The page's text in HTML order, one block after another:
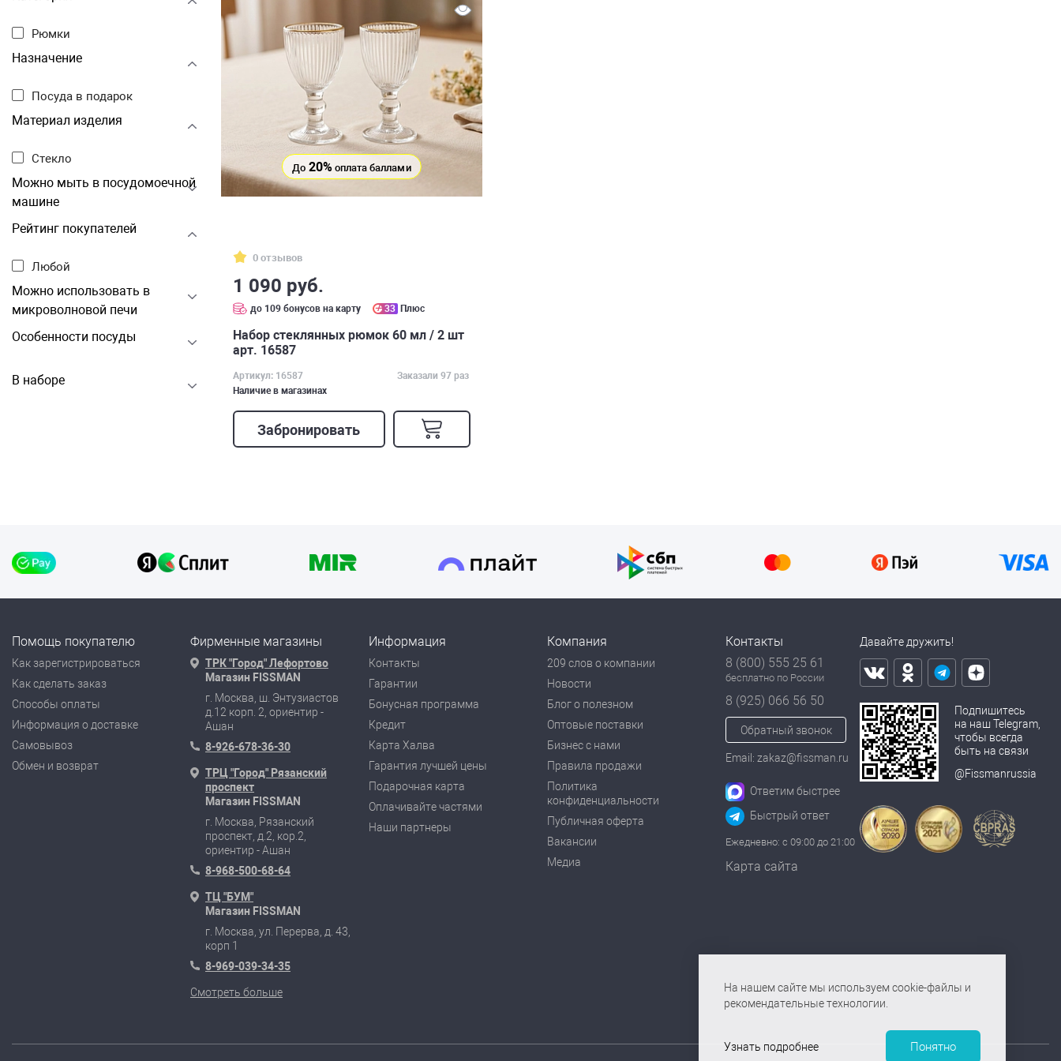
Рюмки
Назначение
Посуда в подарок
Материал изделия
Стекло
Можно мыть в посудомоечной
машине
Рейтинг покупателей
Любой
Можно использовать в
микроволновой печи
Особенности посуды
В наборе
До 20%оплата баллами
0 отзывов
1 090 руб.
до 109 бонусов на карту 33 Плюс
Набор стеклянных рюмок 60 мл / 2 шт
арт. 16587
Артикул: 16587
Заказали 97 раз
Наличие в магазинах
Забронировать
Помощь покупателю
Как зарегистрироваться
Как сделать заказ
Способы оплаты
Информация о доставке
Самовывоз
Обмен и возврат
Фирменные магазины
ТРК "Город" Лефортово
Магазин FISSMAN
г. Москва, ш. Энтузиастов
д.12 корп. 2, ориентир -
Ашан
8-926-678-36-30
ТРЦ "Город" Рязанский
проспект
Магазин FISSMAN
г. Москва, Рязанский
проспект, д.2, кор.2,
ориентир - Ашан
8-968-500-68-64
ТЦ "БУМ"
Магазин FISSMAN
г. Москва, ул. Перерва, д. 43,
корп 1
8-969-039-34-35
Смотреть больше
Информация
Контакты
Гарантии
Бонусная программа
Кредит
Карта Халва
Гарантия лучшей цены
Подарочная карта
Оплачивайте частями
Наши партнеры
Компания
209 слов о компании
Новости
Блог о полезном
Оптовые поставки
Бизнес с нами
Правила продажи
Политика
конфиденциальности
Публичная оферта
Вакансии
Медиа
Контакты
8 (800) 555 25 61
бесплатно по России
8 (925) 066 56 50
Обратный звонок
Email: zakaz@fissman.ru
Ответим быстрее
Быстрый ответ
Ежедневно: с 09:00 до 21:00
Карта сайта
Давайте дружить!
Подпишитесь
на наш Telegram,
чтобы всегда
быть на связи
@Fissmanrussia
На нашем сайте мы используем cookie-файлы и
рекомендательные технологии.
Узнать подробнее Понятно